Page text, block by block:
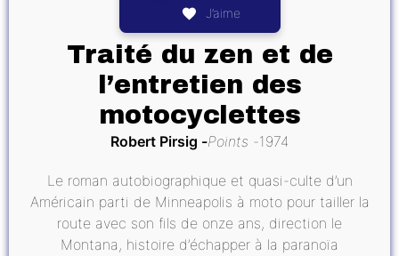
J’aime
Traité du zen et de
l’entretien des
motocyclettes
Robert Pirsig Points 1974
Le roman autobiographique et quasi-culte d’un
Américain parti de Minneapolis à moto pour tailler la
route avec son fils de onze ans, direction le
Montana, histoire d’échapper à la paranoïa